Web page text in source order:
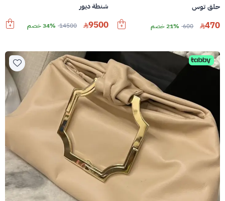
حلق توس
470
600 21% خصم
شنطة ديور
9500
14500 34% خصم